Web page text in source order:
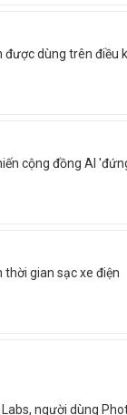
được dùng trên điều
cộng đồng AI
gian sạc xe điện
người dùng